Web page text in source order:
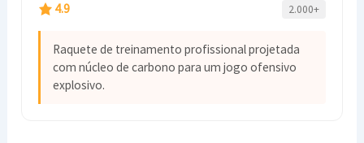
4.9 2.000+
Raquete de treinamento profissional projetada
com núcleo de carbono para um jogo ofensivo
explosivo.